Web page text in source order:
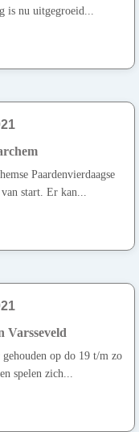
is nu uitgegroeid...
Paardenvierdaagse
start. Er kan...
Varsseveld
gehouden op do 19 t/m zo
spelen zich...